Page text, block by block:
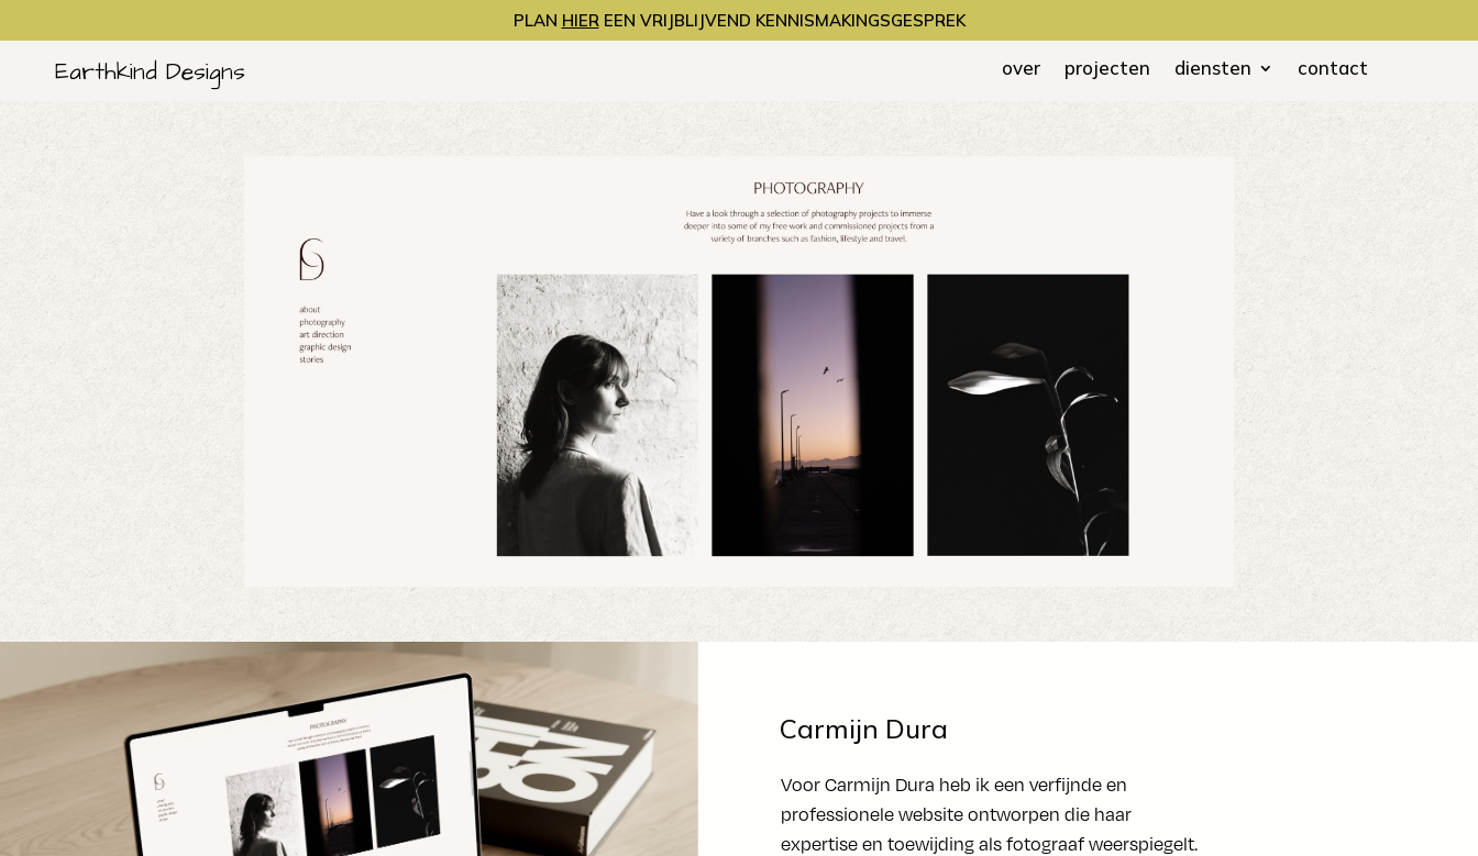
PLAN HIER EEN VRIJBLIJVEND KENNISMAKINGSGESPREK
Earthkind Designs over projecten diensten contact
Carmijn Dura
Voor Carmijn Dura heb ik een verfijnde en
professionele website ontworpen die haar
expertise en toewijding als fotograaf weerspiegelt.